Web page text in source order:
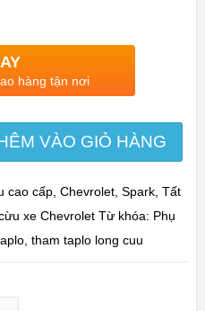
hàng tận nơi
VÀO GIỎ HÀNG
cao cấp, Chevrolet, Spark, Tất
xe Chevrolet Từ khóa: Phụ
, tham taplo long cuu